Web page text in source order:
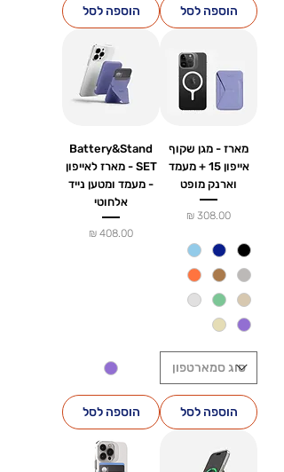
הוספה לסל הוספה לסל
מארז - מגן שקוף
אייפון 15 + מעמד
וארנק מופט
מחיר
הוספה לסל
Battery&Stand
SET - מארז לאייפון
- מעמד ומטען נייד
אלחוטי
מחיר
הוספה לסל